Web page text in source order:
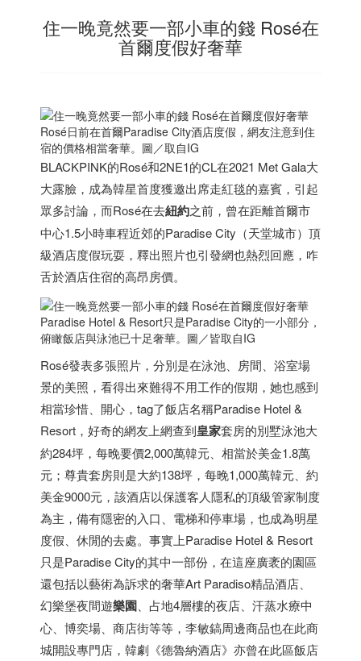
住一晚竟然要一部小車的錢 Rosé在
首爾度假好奢華
Rosé日前在首爾Paradise City酒店度假，網友注意到住
宿的價格相當奢華。圖／取自IG
BLACKPINK的Rosé和2NE1的CL在2021 Met Gala大
大露臉，成為韓星首度獲邀出席走紅毯的嘉賓，引起
眾多討論，而Rosé在去紐約之前，曾在距離首爾市
中心1.5小時車程近郊的Paradise City（天堂城市）頂
級酒店度假玩耍，釋出照片也引發網也熱烈回應，咋
舌於酒店住宿的高昂房價。
Paradise Hotel & Resort只是Paradise City的一小部分，
俯瞰飯店與泳池已十足奢華。圖／皆取自IG
Rosé發表多張照片，分別是在泳池、房間、浴室場
景的美照，看得出來難得不用工作的假期，她也感到
相當珍惜、開心，tag了飯店名稱Paradise Hotel &
Resort，好奇的網友上網查到皇家套房的別墅泳池大
約284坪，每晚要價2,000萬韓元、相當於美金1.8萬
元；尊貴套房則是大約138坪，每晚1,000萬韓元、約
美金9000元，該酒店以保護客人隱私的頂級管家制度
為主，備有隱密的入口、電梯和停車場，也成為明星
度假、休閒的去處。事實上Paradise Hotel & Resort
只是Paradise City的其中一部份，在這座廣袤的園區
還包括以藝術為訴求的奢華Art Paradiso精品酒店、
幻樂堡夜間遊樂園 、占地4層樓的夜店、汗蒸水療中
心、博奕場、商店街等等，李敏鎬周邊商品也在此商
城開設專門店，韓劇《德魯納酒店》亦曾在此區飯店